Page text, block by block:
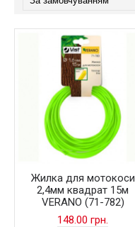
Жилка для мотокоси
2,4мм квадрат 15м
VERANO (71-782)
148.00 грн.